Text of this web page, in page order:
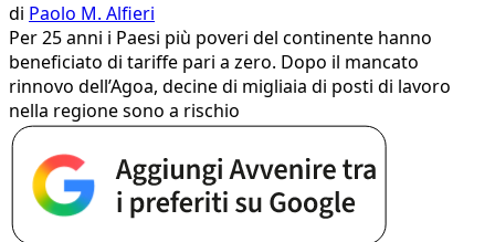
di Paolo M. Alfieri
Per 25 anni i Paesi più poveri del continente hanno
beneficiato di tariffe pari a zero. Dopo il mancato
rinnovo dell’Agoa, decine di migliaia di posti di lavoro
nella regione sono a rischio